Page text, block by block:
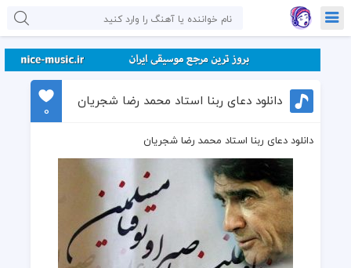
دانلود دعای ربنا استاد محمد رضا شجریان
0
دانلود دعای ربنا استاد محمد رضا شجریان